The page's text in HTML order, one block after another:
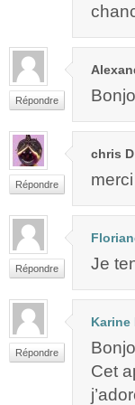
Répondre
Répondre
chris D
Répondre Je
Répondre
Karine
Cet